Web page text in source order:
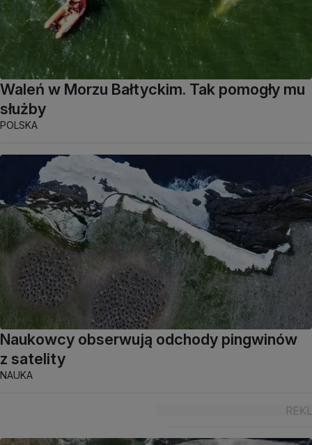
Waleń w Morzu Bałtyckim. Tak pomogły mu
służby
POLSKA
Naukowcy obserwują odchody pingwinów
z satelity
NAUKA